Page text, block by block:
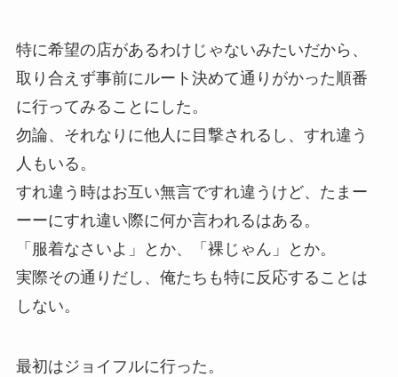
特に希望の店があるわけじゃないみたいだから、
取り合えず事前にルート決めて通りがかった順番
に行ってみることにした。
勿論、それなりに他人に目撃されるし、すれ違う
人もいる。
すれ違う時はお互い無言ですれ違うけど、たまー
ーーにすれ違い際に何か言われるはある。
「服着なさいよ」とか、「裸じゃん」とか。
実際その通りだし、俺たちも特に反応することは
しない。
最初はジョイフルに行った。